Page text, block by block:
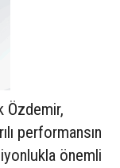
Özdemir,
performansın
önemli